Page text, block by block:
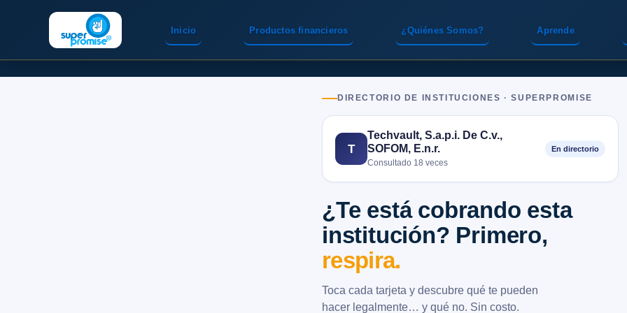
Inicio Productos financieros ¿Quiénes Somos? Aprende
DIRECTORIO DE INSTITUCIONES · SUPERPROMISE
T
Techvault, S.a.p.i. De C.v.,
SOFOM, E.n.r.
Consultado 18 veces
En directorio
¿Te está cobrando esta
institución? Primero,
respira.
Toca cada tarjeta y descubre qué te pueden
hacer legalmente… y qué no. Sin costo.